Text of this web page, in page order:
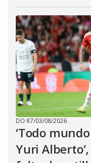
DO R7/03/08/2026
‘Todo
Yuri